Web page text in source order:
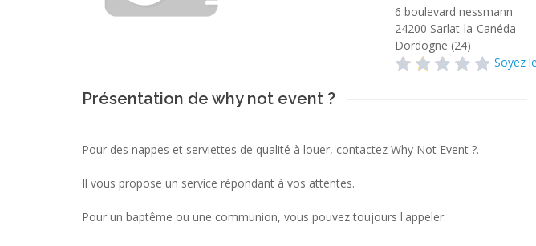
6 boulevard nessmann
24200 Sarlat-la-Canéda
Dordogne (24)
Soyez
Présentation de why not event ?
Pour des nappes et serviettes de qualité à louer, contactez Why Not Event ?.
Il vous propose un service répondant à vos attentes.
Pour un baptême ou une communion, vous pouvez toujours l'appeler.